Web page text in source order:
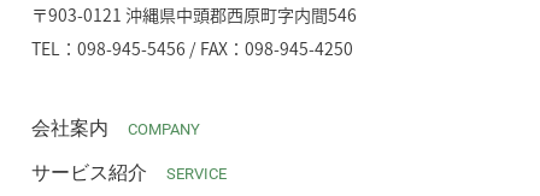
〒903-0121 沖縄県中頭郡西原町字内間546
TEL：098-945-5456 / FAX：098-945-4250
会社案内 COMPANY
サービス紹介 SERVICE